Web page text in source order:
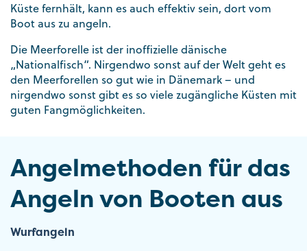
Küste fernhält, kann es auch effektiv sein, dort vom
Boot aus zu angeln.
Die Meerforelle ist der inoffizielle dänische
„Nationalfisch“. Nirgendwo sonst auf der Welt geht es
den Meerforellen so gut wie in Dänemark – und
nirgendwo sonst gibt es so viele zugängliche Küsten mit
guten Fangmöglichkeiten.
Angelmethoden für das
Angeln von Booten aus
Wurfangeln